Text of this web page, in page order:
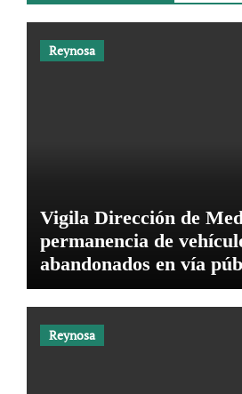
Reynosa
Vigila Dirección de
permanencia de
abandonados en vía
Reynosa